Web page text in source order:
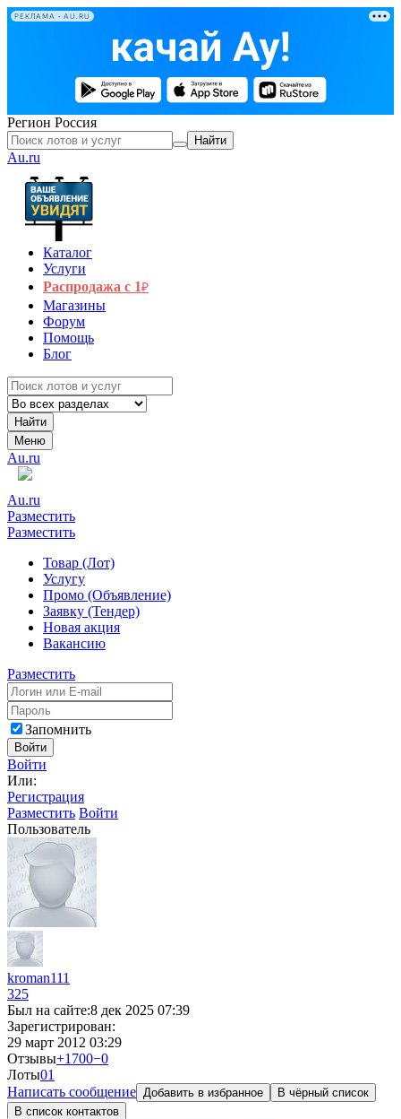
РЕКЛАМА • AU.RU
Регион Россия
Найти
Au.ru
Каталог
Услуги
Распродажа с 1₽
Магазины
Форум
Помощь
Блог
Найти
Меню
Au.ru
Au.ru
Разместить
Разместить
Товар (Лот)
Услугу
Промо (Объявление)
Заявку (Тендер)
Новая акция
Вакансию
Разместить
Запомнить
Войти
Войти
Или:
Регистрация
Разместить Войти
Пользователь
kroman111
325
Был на сайте:8 дек 2025 07:39
Зарегистрирован:
29 март 2012 03:29
Отзывы+1700−0
Лоты01
Написать сообщение Добавить в избранное
В чёрный список
В список контактов